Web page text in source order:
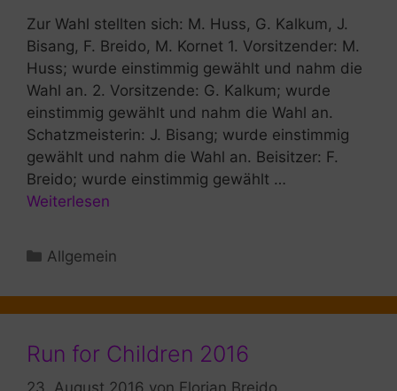
Zur Wahl stellten sich: M. Huss, G. Kalkum, J.
Bisang, F. Breido, M. Kornet 1. Vorsitzender: M.
Huss; wurde einstimmig gewählt und nahm die
Wahl an. 2. Vorsitzende: G. Kalkum; wurde
einstimmig gewählt und nahm die Wahl an.
Schatzmeisterin: J. Bisang; wurde einstimmig
gewählt und nahm die Wahl an. Beisitzer: F.
Breido; wurde einstimmig gewählt …
Weiterlesen
Kategorien
Allgemein
Run for Children 2016
23. August 2016 von Florian Breido